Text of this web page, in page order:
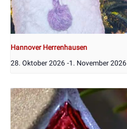
Hannover Herrenhausen
28. Oktober 2026 -1. November 2026